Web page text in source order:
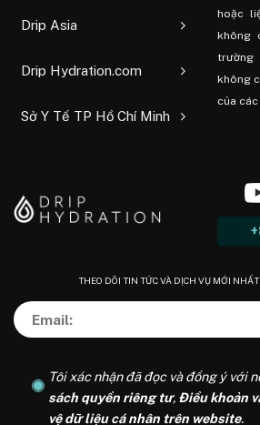
Drip Asia
Drip Hydration.com
Sở Y Tế TP Hồ Chí Minh
hoặc
không
không
của
THEO DÕI TIN TỨC VÀ DỊCH VỤ MỚI NHẤT
Tôi xác nhận đã đọc và đồng ý với
sách quyền riêng tư, Điều khoản
vệ dữ liệu cá nhân trên website.